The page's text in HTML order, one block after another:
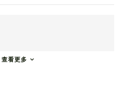
查看更多